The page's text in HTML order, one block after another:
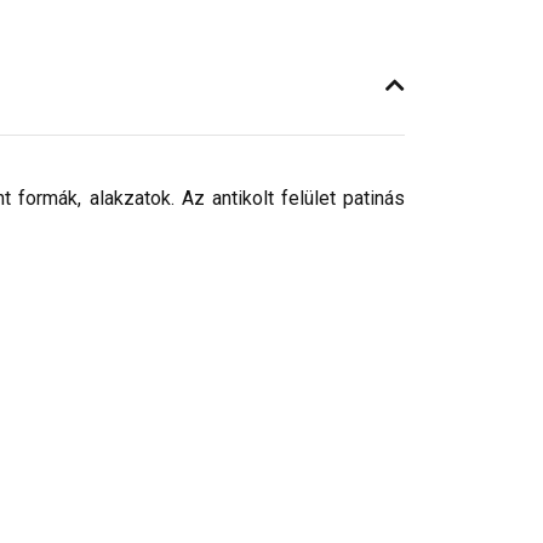
formák, alakzatok. Az antikolt felület patinás